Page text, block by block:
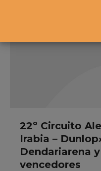
22º Circuito
Irabia –
Dendariarena
vencedores